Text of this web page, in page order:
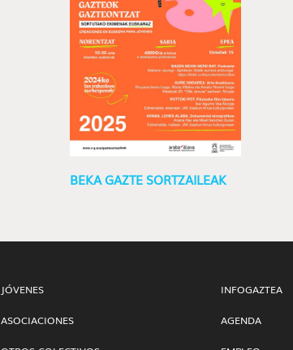
BEKA GAZTE SORTZAILEAK
JÓVENES
ASOCIACIONES
INFOGAZTEA
AGENDA